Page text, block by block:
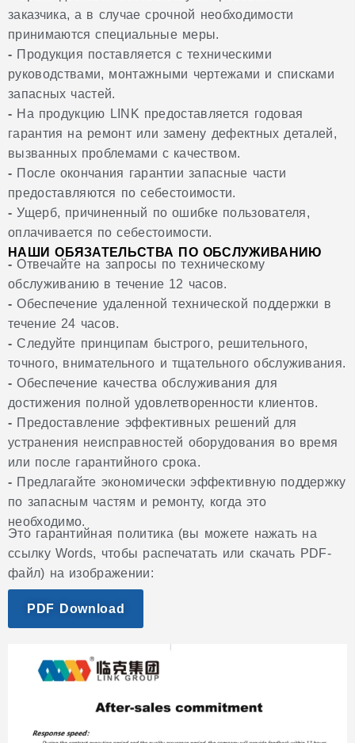
заказчика, а в случае срочной необходимости
принимаются специальные меры.
- Продукция поставляется с техническими
руководствами, монтажными чертежами и списками
запасных частей.
- На продукцию LINK предоставляется годовая
гарантия на ремонт или замену дефектных деталей,
вызванных проблемами с качеством.
- После окончания гарантии запасные части
предоставляются по себестоимости.
-Ущерб, причиненный по ошибке пользователя,
оплачивается по себестоимости.
НАШИ ОБЯЗАТЕЛЬСТВА ПО ОБСЛУЖИВАНИЮ
-Отвечайте на запросы по техническому
обслуживанию в течение 12 часов.
-Обеспечение удаленной технической поддержки в
течение 24 часов.
-Следуйте принципам быстрого, решительного,
точного, внимательного и тщательного обслуживания.
-Обеспечение качества обслуживания для
достижения полной удовлетворенности клиентов.
- Предоставление эффективных решений для
устранения неисправностей оборудования во время
или после гарантийного срока.
- Предлагайте экономически эффективную поддержку
по запасным частям и ремонту, когда это
необходимо.
Это гарантийная политика (вы можете нажать на
ссылку Words, чтобы распечатать или скачать PDF-
файл) на изображении:
PDF Download